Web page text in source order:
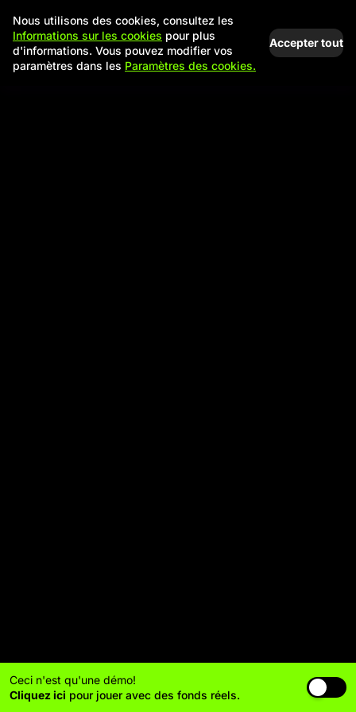
Ceci n'est qu'une démo!
Cliquez ici pour jouer avec des fonds réels.
Nous utilisons des cookies, consultez les
Informations sur les cookies pour plus
d'informations. Vous pouvez modifier vos
paramètres dans les Paramètres des cookies.
Accepter tout